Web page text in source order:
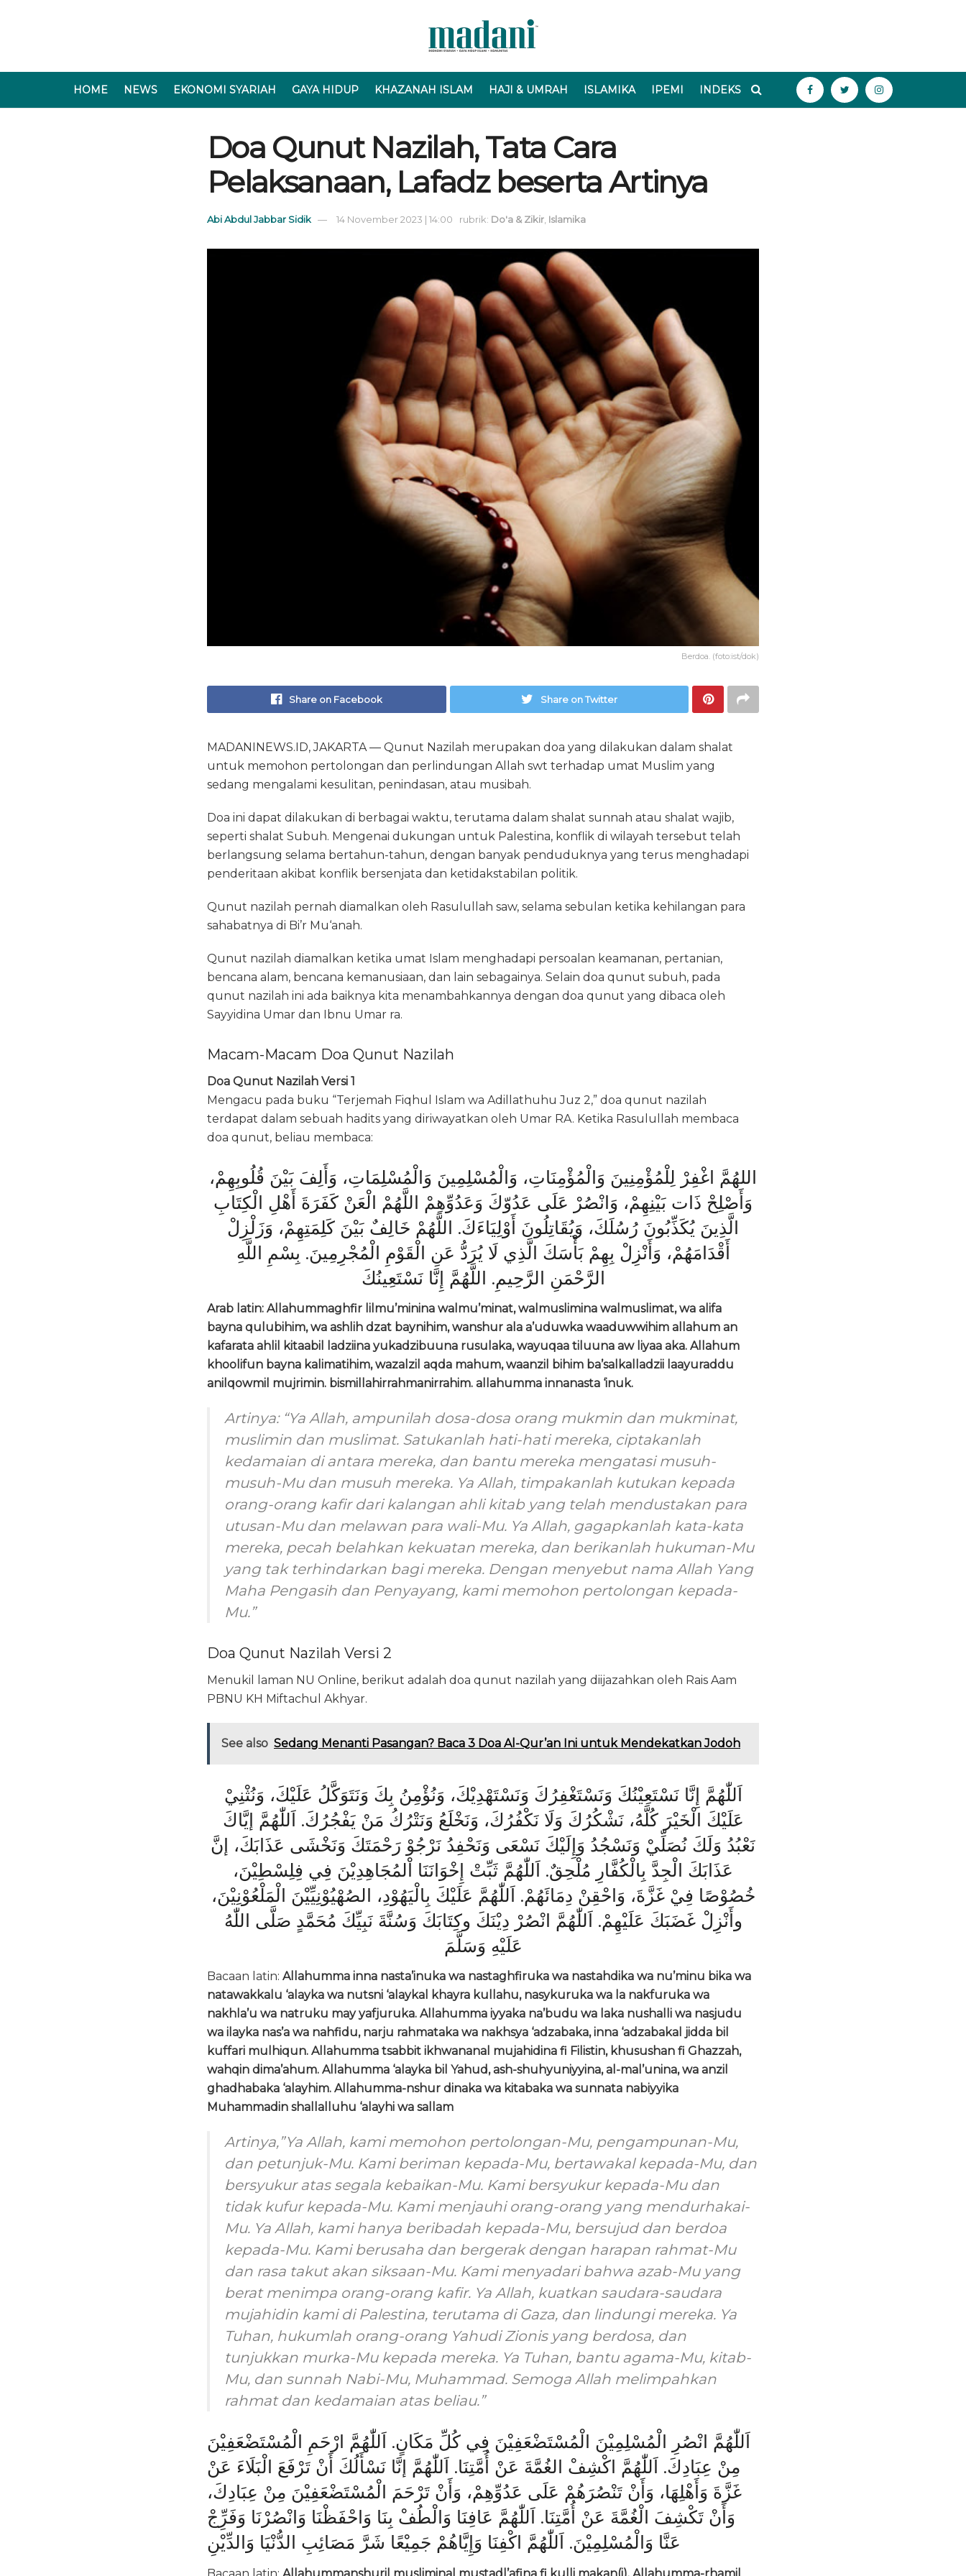
HOME NEWS EKONOMI SYARIAH GAYA HIDUP KHAZANAH ISLAM HAJI & UMRAH ISLAMIKA IPEMI INDEKS
Doa Qunut Nazilah, Tata Cara
Pelaksanaan, Lafadz beserta Artinya
Abi Abdul Jabbar Sidik 14 November 2023 | 14:00 rubrik: Do'a & Zikir Islamika
Berdoa. (foto:ist/dok)
Share on Facebook Share on Twitter
MADANINEWS.ID, JAKARTA — Qunut Nazilah merupakan doa yang dilakukan dalam shalat
untuk memohon pertolongan dan perlindungan Allah swt terhadap umat Muslim yang
sedang mengalami kesulitan, penindasan, atau musibah.
Doa ini dapat dilakukan di berbagai waktu, terutama dalam shalat sunnah atau shalat wajib,
seperti shalat Subuh. Mengenai dukungan untuk Palestina, konflik di wilayah tersebut telah
berlangsung selama bertahun-tahun, dengan banyak penduduknya yang terus menghadapi
penderitaan akibat konflik bersenjata dan ketidakstabilan politik.
Qunut nazilah pernah diamalkan oleh Rasulullah saw, selama sebulan ketika kehilangan para
sahabatnya di Bi’r Mu‘anah.
Qunut nazilah diamalkan ketika umat Islam menghadapi persoalan keamanan, pertanian,
bencana alam, bencana kemanusiaan, dan lain sebagainya. Selain doa qunut subuh, pada
qunut nazilah ini ada baiknya kita menambahkannya dengan doa qunut yang dibaca oleh
Sayyidina Umar dan Ibnu Umar ra.
Macam-Macam Doa Qunut Nazilah
Doa Qunut Nazilah Versi 1
Mengacu pada buku “Terjemah Fiqhul Islam wa Adillathuhu Juz 2,” doa qunut nazilah
terdapat dalam sebuah hadits yang diriwayatkan oleh Umar RA. Ketika Rasulullah membaca
doa qunut, beliau membaca:
اللهُمَّ اغْفِرْ لِلْمُؤْمِنِينَ وَالْمُؤْمِنَاتِ، وَالْمُسْلِمِينَ وَالْمُسْلِمَاتِ، وَأَلِفَ بَيْنَ قُلُوبِهِمْ،
وَأَصْلِحْ ذَات بَيْنِهِمْ، وَانْصُرْ عَلَى عَدُوّكَ وَعَدُوِّهِمْ اللَّهُمْ الْعَنْ كَفَرَةَ أَهْلِ الْكِتَابِ
الَّذِينَ يُكَذِّبُونَ رُسُلَكَ، وَيُقَاتِلُونَ أَوْلِيَاءَكَ. اللَّهُمْ خَالِفٌ بَيْنَ كَلِمَتِهِمْ، وَزَلْزِلْ
أَقْدَامَهُمْ، وَأَنْزِلْ بِهِمْ بَأْسَكَ الَّذِي لَا يُرَدُّ عَنِ الْقَوْمِ الْمُجْرِمِينَ. بِسْمِ اللَّهِ
الرَّحْمَنِ الرَّحِيمِ. اللَّهُمَّ إِنَّا نَسْتَعِينُكَ
Arab latin: Allahummaghfir lilmu’minina walmu’minat, walmuslimina walmuslimat, wa alifa
bayna qulubihim, wa ashlih dzat baynihim, wanshur ala a’uduwka waaduwwihim allahum an
kafarata ahlil kitaabil ladziina yukadzibuuna rusulaka, wayuqaa tiluuna aw liyaa aka. Allahum
khoolifun bayna kalimatihim, wazalzil aqda mahum, waanzil bihim ba’salkalladzii laayuraddu
anilqowmil mujrimin. bismillahirrahmanirrahim. allahumma innanasta ‘inuk.
Artinya: “Ya Allah, ampunilah dosa-dosa orang mukmin dan mukminat,
muslimin dan muslimat. Satukanlah hati-hati mereka, ciptakanlah
kedamaian di antara mereka, dan bantu mereka mengatasi musuh-
musuh-Mu dan musuh mereka. Ya Allah, timpakanlah kutukan kepada
orang-orang kafir dari kalangan ahli kitab yang telah mendustakan para
utusan-Mu dan melawan para wali-Mu. Ya Allah, gagapkanlah kata-kata
mereka, pecah belahkan kekuatan mereka, dan berikanlah hukuman-Mu
yang tak terhindarkan bagi mereka. Dengan menyebut nama Allah Yang
Maha Pengasih dan Penyayang, kami memohon pertolongan kepada-
Mu.”
Doa Qunut Nazilah Versi 2
Menukil laman NU Online, berikut adalah doa qunut nazilah yang diijazahkan oleh Rais Aam
PBNU KH Miftachul Akhyar.
See also Sedang Menanti Pasangan? Baca 3 Doa Al-Qur’an Ini untuk Mendekatkan Jodoh
اَللّٰهُمَّ إِنَّا نَسْتَعِيْنُكَ وَنَسْتَغْفِرُكَ وَنَسْتَهْدِيْكَ، وَنُؤْمِنُ بِكَ وَنَتَوَكَّلُ عَلَيْكَ، وَنُثْنِيْ
عَلَيْكَ الْخَيْرَ كُلَّهُ، نَشْكُرُكَ وَلَا نَكْفُرُكَ، وَنَخْلَعُ وَنَتْرُكُ مَنْ يَفْجُرُكَ. اَللّٰهُمَّ إيَّاكَ
نَعْبُدُ وَلَكَ نُصَلِّيْ وَنَسْجُدُ وَإِلَيْكَ نَسْعَى وَنَحْفِدُ نَرْجُوْ رَحْمَتَكَ وَنَخْشَى عَذَابَكَ، إنَّ
عَذَابَكَ الْجِدَّ بِالْكُفَّارِ مُلْحِقٌ. اَللّٰهُمَّ ثَبِّتْ إِخْوَانَنَا اْلمُجَاهِدِيْنَ فِي فِلِسْطِيْنَ،
خُصُوْصًا فِيْ غَزَّةَ، وَاحْقِنْ دِمَائَهُمْ. اَللّٰهُمَّ عَلَيْكَ بِالْيَهُوْدِ، الصُهْيُوْنِيِّيْنَ الْمَلْعُوْنِيْنَ،
وأَنْزِلْ غَضَبَكَ عَلَيْهِمْ. اَللّٰهُمَّ انْصُرْ دِيْنَكَ وكِتَابَكَ وَسُنَّةَ نَبِيِّكَ مُحَمَّدٍ صَلَّى اللّٰهُ
عَلَيْهِ وَسَلَّمَ
Bacaan latin: Allahumma inna nasta’inuka wa nastaghfiruka wa nastahdika wa nu’minu bika wa
natawakkalu ‘alayka wa nutsni ‘alaykal khayra kullahu, nasykuruka wa la nakfuruka wa
nakhla’u wa natruku may yafjuruka. Allahumma iyyaka na’budu wa laka nushalli wa nasjudu
wa ilayka nas’a wa nahfidu, narju rahmataka wa nakhsya ‘adzabaka, inna ‘adzabakal jidda bil
kuffari mulhiqun. Allahumma tsabbit ikhwananal mujahidina fi Filistin, khusushan fi Ghazzah,
wahqin dima’ahum. Allahumma ‘alayka bil Yahud, ash-shuhyuniyyina, al-mal’unina, wa anzil
ghadhabaka ‘alayhim. Allahumma-nshur dinaka wa kitabaka wa sunnata nabiyyika
Muhammadin shallalluhu ‘alayhi wa sallam
Artinya,”Ya Allah, kami memohon pertolongan-Mu, pengampunan-Mu,
dan petunjuk-Mu. Kami beriman kepada-Mu, bertawakal kepada-Mu, dan
bersyukur atas segala kebaikan-Mu. Kami bersyukur kepada-Mu dan
tidak kufur kepada-Mu. Kami menjauhi orang-orang yang mendurhakai-
Mu. Ya Allah, kami hanya beribadah kepada-Mu, bersujud dan berdoa
kepada-Mu. Kami berusaha dan bergerak dengan harapan rahmat-Mu
dan rasa takut akan siksaan-Mu. Kami menyadari bahwa azab-Mu yang
berat menimpa orang-orang kafir. Ya Allah, kuatkan saudara-saudara
mujahidin kami di Palestina, terutama di Gaza, dan lindungi mereka. Ya
Tuhan, hukumlah orang-orang Yahudi Zionis yang berdosa, dan
tunjukkan murka-Mu kepada mereka. Ya Tuhan, bantu agama-Mu, kitab-
Mu, dan sunnah Nabi-Mu, Muhammad. Semoga Allah melimpahkan
rahmat dan kedamaian atas beliau.”
اَللّٰهُمَّ انْصُرِ الْمُسْلِمِيْنَ الْمُسْتَضْعَفِيْنَ فِي كُلِّ مَكَانٍ. اَللّٰهُمَّ ارْحَمِ الْمُسْتَضْعَفِيْنَ
مِنْ عِبَادِكَ. اَللّٰهُمَّ اكْشِفْ الغُمَّةَ عَنْ أُمَّتِنَا. اَللّٰهُمَّ إنَّا نَسْأَلُكَ أَنْ تَرْفَعَ الْبَلَاءَ عَنْ
غَزَّةَ وَأَهْلِهَا، وَأَنْ تَنْصُرَهُمْ عَلَى عَدُوِّهِمْ، وَأَنْ تَرْحَمَ الْمُسْتَضْعَفِيْنَ مِنْ عِبَادِكَ،
وَأَنْ تَكْشِفَ الْغُمَّةَ عَنْ أُمَّتِنَا. اَللّٰهُمَّ عَافِنَا وَالْطُفْ بِنَا وَاحْفَظْنَا وَانْصُرْنَا وَفَرِِّجْ
عَنَّا وَالْمُسْلِمِيْنَ. اَللّٰهُمَّ اكْفِنَا وَإِيَّاهُمْ جَمِيْعًا شَرَّ مَصَائِبِ الدُّنْيَا وَالدِّيْنِ